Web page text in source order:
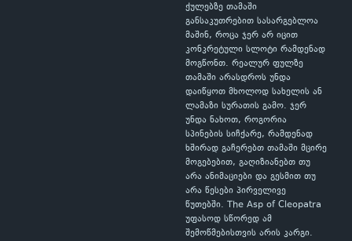
ქულებზე თამაში
განსაკუთრებით სასარგებლოა
მაშინ, როცა ჯერ არ იცით
კონკრეტული სლოტი რამდენად
მოგწონთ. რეალურ ფულზე
თამაში არასდროს უნდა
დაიწყოთ მხოლოდ სახელის ან
ლამაზი სურათის გამო. ჯერ
უნდა ნახოთ, როგორია
სპინების სიჩქარე, რამდენად
ხშირად გაჩერებთ თამაში მცირე
მოგებებით, გაღიზიანებთ თუ
არა ანიმაციები და გესმით თუ
არა წესები პირველივე
წუთებში. The Asp of Cleopatra
უფასოდ სწორედ ამ
შემოწმებისთვის არის კარგი.